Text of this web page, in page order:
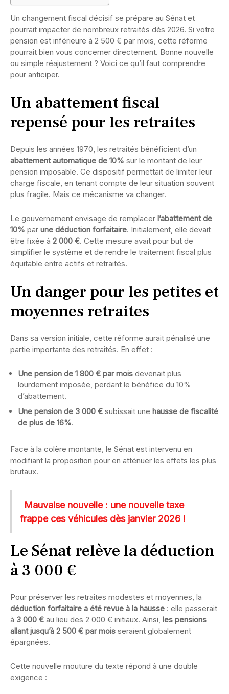
Un changement fiscal décisif se prépare au Sénat et
pourrait impacter de nombreux retraités dès 2026. Si votre
pension est inférieure à 2 500 € par mois, cette réforme
pourrait bien vous concerner directement. Bonne nouvelle
ou simple réajustement ? Voici ce qu’il faut comprendre
pour anticiper.
Un abattement fiscal
repensé pour les retraites
Depuis les années 1970, les retraités bénéficient d’un
abattement automatique de 10% sur le montant de leur
pension imposable. Ce dispositif permettait de limiter leur
charge fiscale, en tenant compte de leur situation souvent
plus fragile. Mais ce mécanisme va changer.
Le gouvernement envisage de remplacer l’abattement de
10% par une déduction forfaitaire. Initialement, elle devait
être fixée à 2 000 €. Cette mesure avait pour but de
simplifier le système et de rendre le traitement fiscal plus
équitable entre actifs et retraités.
Un danger pour les petites et
moyennes retraites
Dans sa version initiale, cette réforme aurait pénalisé une
partie importante des retraités. En effet :
Une pension de 1 800 € par mois devenait plus
lourdement imposée, perdant le bénéfice du 10%
d’abattement.
Une pension de 3 000 € subissait une hausse de fiscalité
de plus de 16%.
Face à la colère montante, le Sénat est intervenu en
modifiant la proposition pour en atténuer les effets les plus
brutaux.
Mauvaise nouvelle : une nouvelle taxe
frappe ces véhicules dès janvier 2026 !
Le Sénat relève la déduction
à 3 000 €
Pour préserver les retraites modestes et moyennes, la
déduction forfaitaire a été revue à la hausse : elle passerait
à 3 000 € au lieu des 2 000 € initiaux. Ainsi, les pensions
allant jusqu’à 2 500 € par mois seraient globalement
épargnées.
Cette nouvelle mouture du texte répond à une double
exigence :